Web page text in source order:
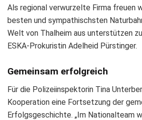
Als regional verwurzelte Firma freuen
besten und sympathischsten
Welt von Thalheim aus unterstützen
ESKA-Prokuristin Adelheid Pürstinger.
Gemeinsam erfolgreich
Für die Polizeiinspektorin Tina
Kooperation eine Fortsetzung der
Erfolgsgeschichte. „Im Nationalteam